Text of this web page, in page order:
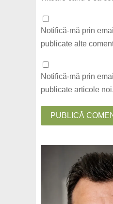
Notifică-mă prin
publicate alte
Notifică-mă prin
publicate articole noi.